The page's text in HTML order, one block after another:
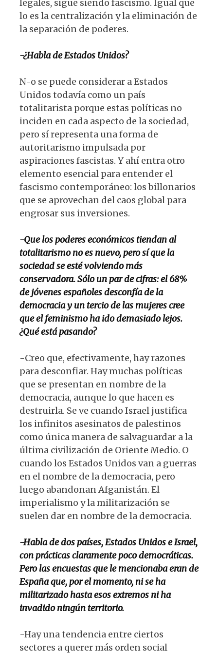
legales, sigue siendo fascismo. Igual que
lo es la centralización y la eliminación de
la separación de poderes.
-¿Habla de Estados Unidos?
N-o se puede considerar a Estados
Unidos todavía como un país
totalitarista porque estas políticas no
inciden en cada aspecto de la sociedad,
pero sí representa una forma de
autoritarismo impulsada por
aspiraciones fascistas. Y ahí entra otro
elemento esencial para entender el
fascismo contemporáneo: los billonarios
que se aprovechan del caos global para
engrosar sus inversiones.
-Que los poderes económicos tiendan al
totalitarismo no es nuevo, pero sí que la
sociedad se esté volviendo más
conservadora. Sólo un par de cifras: el68%
de jóvenes españoles desconfía de la
democraciay un tercio de las mujeres cree
queel feminismo ha ido demasiado lejos.
¿Qué está pasando?
-Creo que, efectivamente, hay razones
para desconfiar. Hay muchas políticas
que se presentan en nombre de la
democracia, aunque lo que hacen es
destruirla. Se ve cuando Israel justifica
los infinitos asesinatos de palestinos
como única manera de salvaguardar a la
última civilización de Oriente Medio. O
cuando los Estados Unidos van a guerras
en el nombre de la democracia, pero
luego abandonan Afganistán. El
imperialismo y la militarización se
suelen dar en nombre de la democracia.
-Habla de dos países, Estados Unidos e Israel,
con prácticas claramente poco democráticas.
Pero las encuestas que le mencionaba eran de
España que, por el momento, ni se ha
militarizado hasta esos extremos ni ha
invadido ningún territorio.
-Hay una tendencia entre ciertos
sectores a querer más orden social